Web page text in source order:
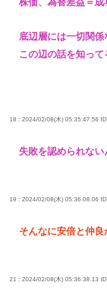
株価、為替差益＝
底辺層には一切関
この辺の話を知っ
18 : 2024/02/08(木) 05:35:47.56
失敗を認められない
19 : 2024/02/08(木) 05:36:08.06
そんなに安倍と仲良
21 : 2024/02/08(木) 05:36:38.13